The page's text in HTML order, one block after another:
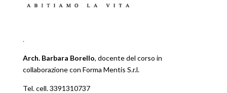
.
Arch. Barbara Borello, docente del corso in
collaborazione con Forma Mentis S.r.l.
Tel. cell. 3391310737